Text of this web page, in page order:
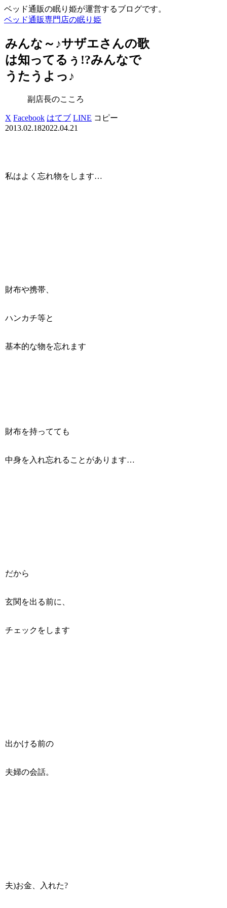
ベッド通販の眠り姫が運営するブログです。
ベッド通販専門店の眠り姫
みんな～♪サザエさんの歌
は知ってるぅ!?みんなで
うたうよっ♪
副店長のこころ
X Facebook はてブ LINE コピー
2013.02.182022.04.21
私はよく忘れ物をします…
財布や携帯、
ハンカチ等と
基本的な物を忘れます
財布を持ってても
中身を入れ忘れることがあります…
だから
玄関を出る前に、
チェックをします
出かける前の
夫婦の会話。
夫)お金、入れた?